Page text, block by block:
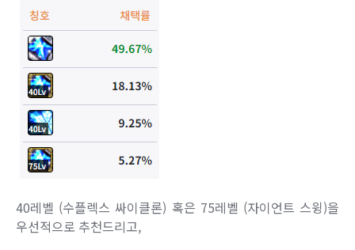
40레벨 (수플렉스 싸이클론) 혹은 75레벨 (자이언트 스윙)을
우선적으로 추천드리고,